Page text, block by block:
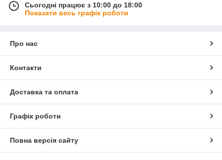
Сьогодні працює з 10:00 до 18:00
Показати весь графік роботи
Про нас
Контакти
Доставка та оплата
Графік роботи
Повна версія сайту